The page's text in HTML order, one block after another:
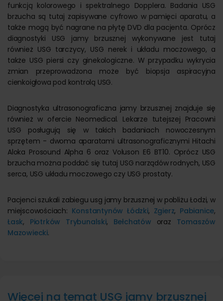
funkcją kolorowego i spektralnego Dopplera. Badania USG
brzucha są tutaj zapisywane cyfrowo w pamięci aparatu, a
także mogą być nagrane na płytę DVD dla pacjenta. Oprócz
diagnostyki USG jamy brzusznej wykonywane jest tutaj
również USG tarczycy, USG nerek i układu moczowego, a
także USG piersi czy ginekologiczne. W przypadku wykrycia
zmian przeprowadzona może być biopsja aspiracyjna
cienkoigłowa pod kontrolą USG.
Diagnostyka ultrasonograficzna jamy brzusznej znajduje się
również w ofercie Neomedical. Lekarze tutejszej Pracowni
USG posługują się w takich badaniach nowoczesnym
sprzętem - dwoma aparatami ultrasonograficznymi Hitachi
Aloka Prosound Alpha 6 oraz Voluson E6 BT10. Oprócz USG
brzucha można poddać się tutaj USG narządów rodnych, USG
serca, USG układu moczowego czy USG prostaty.
Pacjenci szukali zabiegu usg jamy brzusznej w pobliżu Łodzi, w
miejscowościach: Konstantynów Łódzki, Zgierz, Pabianice,
Łask, Piotrków Trybunalski, Bełchatów oraz Tomaszów
Mazowiecki.
Więcej na temat USG jamy brzusznej